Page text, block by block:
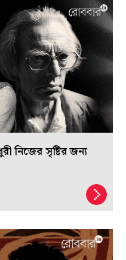
নিজের সৃষ্টির জন্য